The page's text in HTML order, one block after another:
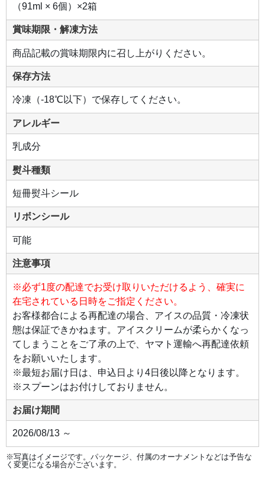
（91ml × 6個）×2箱
賞味期限・解凍方法
商品記載の賞味期限内に召し上がりください。
保存方法
冷凍（-18℃以下）で保存してください。
アレルギー
乳成分
熨斗種類
短冊熨斗シール
リボンシール
可能
注意事項
※必ず1度の配達でお受け取りいただけるよう、確実に
在宅されている日時をご指定ください。
お客様都合による再配達の場合、アイスの品質・冷凍状
態は保証できかねます。アイスクリームが柔らかくなっ
てしまうことをご了承の上で、ヤマト運輸へ再配達依頼
をお願いいたします。
※最短お届け日は、申込日より4日後以降となります。
※スプーンはお付けしておりません。
お届け期間
2026/08/13 ～
※写真はイメージです。パッケージ、付属のオーナメントなどは予告な
く変更になる場合がございます。